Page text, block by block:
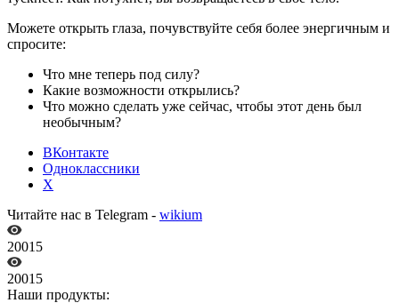
Можете открыть глаза, почувствуйте себя более энергичным и
спросите:
Что мне теперь под силу?
Какие возможности открылись?
Что можно сделать уже сейчас, чтобы этот день был
необычным?
ВКонтакте
Одноклассники
X
Читайте нас в Telegram - wikium
20015
20015
Наши продукты: